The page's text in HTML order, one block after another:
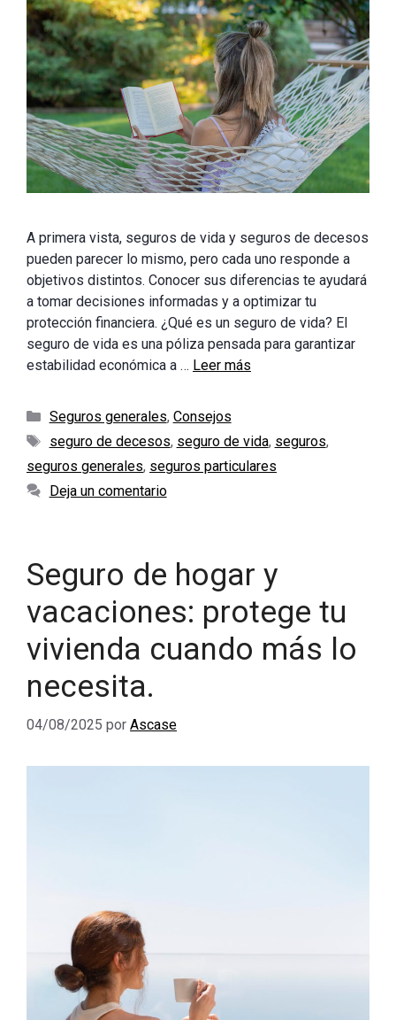
A primera vista, seguros de vida y seguros de decesos
pueden parecer lo mismo, pero cada uno responde a
objetivos distintos. Conocer sus diferencias te ayudará
a tomar decisiones informadas y a optimizar tu
protección financiera. ¿Qué es un seguro de vida? El
seguro de vida es una póliza pensada para garantizar
estabilidad económica a … Leer más
Categorías
Seguros generales, Consejos
Etiquetas
seguro de decesos, seguro de vida, seguros,
seguros generales, seguros particulares
Deja un comentario
Seguro de hogar y
vacaciones: protege tu
vivienda cuando más lo
necesita.
04/08/2025 por Ascase